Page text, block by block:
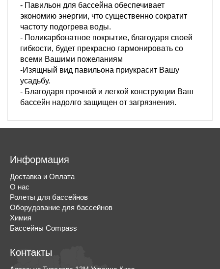
- Павильон для бассейна обеспечивает
экономию энергии, что существенно сократит
частоту подогрева воды.
- Поликарбонатное покрытие, благодаря своей
гибкости, будет прекрасно гармонировать со
всеми Вашими пожеланиям
-Изящный вид павильона приукрасит Вашу
усадьбу.
- Благодаря прочной и легкой конструкции Ваш
бассейн надолго защищен от загрязнения.
Информация
Доставка и Оплата
О нас
Ролеты для бассейнов
Оборудование для бассейнов
Химия
Бассейны Compass
Контакты